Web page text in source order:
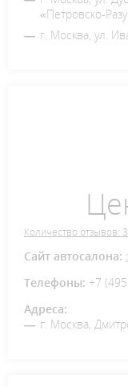
«Петровско-
г. Москва, ул.
Количество отзывов:
Сайт автосалона:
Телефоны: +7
Адреса:
г. Москва,